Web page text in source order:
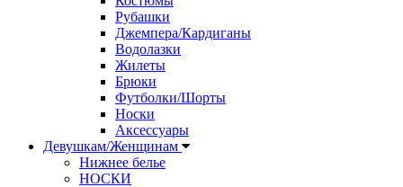
Рубашки
Джемпера/Кардиганы
Водолазки
Жилеты
Брюки
Футболки/Шорты
Носки
Аксессуары
Девушкам/Женщинам
Нижнее белье
НОСКИ